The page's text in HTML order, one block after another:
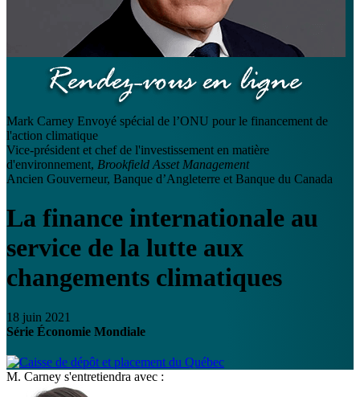
Mark Carney Envoyé spécial de l’ONU pour le financement de
l'action climatique
Vice-président et chef de l'investissement en matière
d'environnement, Brookfield Asset Management
Ancien Gouverneur, Banque d’Angleterre et Banque du Canada
La finance internationale au
service de la lutte aux
changements climatiques
18 juin 2021
Série Économie Mondiale
M. Carney s'entretiendra avec :